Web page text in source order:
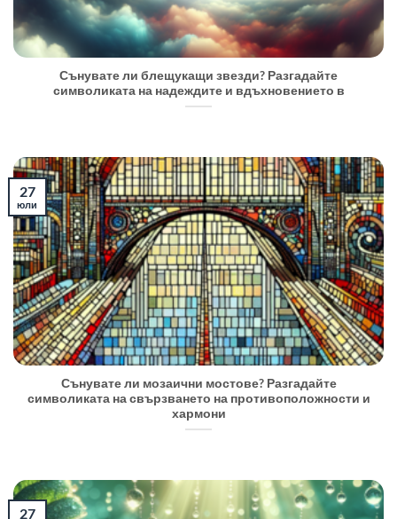
Сънувате ли блещукащи звезди? Разгадайте
символиката на надеждите и вдъхновението в
Сънувате ли мозаични мостове? Разгадайте
символиката на свързването на противоположности и
хармони
27
юли
27